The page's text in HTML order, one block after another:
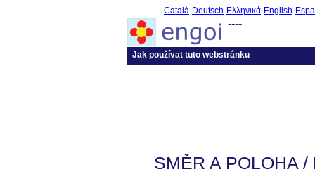
Català Deutsch Ελληνικά English
----
Jak používat tuto webstránku
SMĚR A